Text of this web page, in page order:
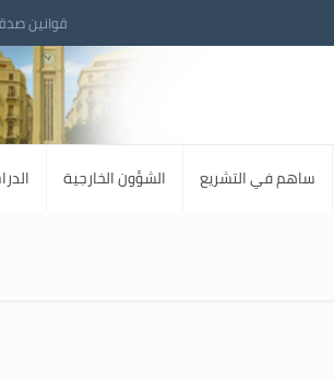
قوانين
ساهم في التشريع الشؤون الخارجية